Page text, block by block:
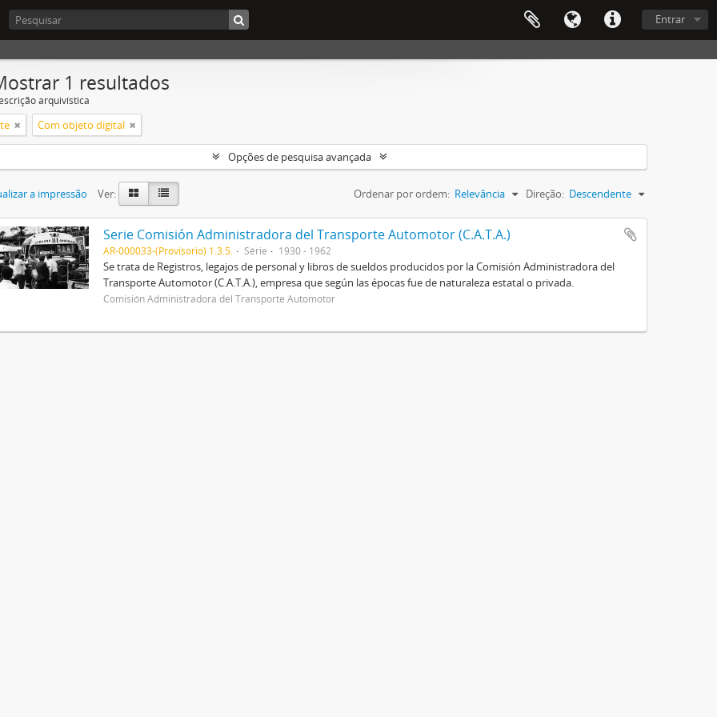
Entrar
1 resultados
arquivística
Com objeto digital
Opções de pesquisa avançada
a impressão Ver: Ordenar por ordem: Relevância Direção: Descendente
Serie Comisión Administradora del Transporte Automotor (C.A.T.A.)
AR-000033-(Provisorio) 1.3.5. Série 1930 - 1962
Se trata de Registros, legajos de personal y libros de sueldos producidos por la Comisión Administradora del
Transporte Automotor (C.A.T.A.), empresa que según las épocas fue de naturaleza estatal o privada.
Comisión Administradora del Transporte Automotor